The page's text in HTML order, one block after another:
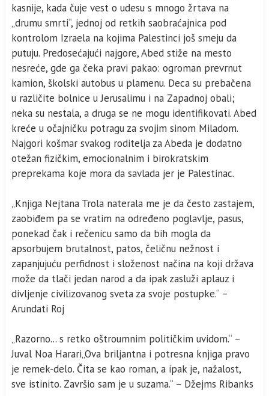
kasnije, kada čuje vest o udesu s mnogo žrtava na
„drumu smrti“, jednoj od retkih saobraćajnica pod
kontrolom Izraela na kojima Palestinci još smeju da
putuju. Predosećajući najgore, Abed stiže na mesto
nesreće, gde ga čeka pravi pakao: ogroman prevrnut
kamion, školski autobus u plamenu. Deca su prebačena
u različite bolnice u Jerusalimu i na Zapadnoj obali;
neka su nestala, a druga se ne mogu identifikovati. Abed
kreće u očajničku potragu za svojim sinom Miladom.
Najgori košmar svakog roditelja za Abeda je dodatno
otežan fizičkim, emocionalnim i birokratskim
preprekama koje mora da savlada jer je Palestinac.
„Knjiga Nejtana Trola naterala me je da često zastajem,
zaobiđem pa se vratim na određeno poglavlje, pasus,
ponekad čak i rečenicu samo da bih mogla da
apsorbujem brutalnost, patos, čeličnu nežnost i
zapanjujuću perfidnost i složenost načina na koji država
može da tlači jedan narod a da ipak zasluži aplauz i
divljenje civilizovanog sveta za svoje postupke.“ –
Arundati Roj
„Razorno... s retko oštroumnim političkim uvidom.“ –
Juval Noa Harari„Ova briljantna i potresna knjiga pravo
je remek-delo. Čita se kao roman, a ipak je, nažalost,
sve istinito. Završio sam je u suzama.“ – Džejms Ribanks